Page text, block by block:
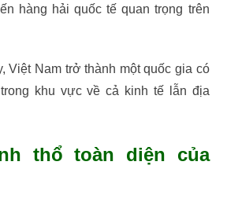
hàng hải quốc tế quan trọng trên
Việt Nam trở thành một quốc gia có
khu vực về cả kinh tế lẫn địa
thổ toàn diện của